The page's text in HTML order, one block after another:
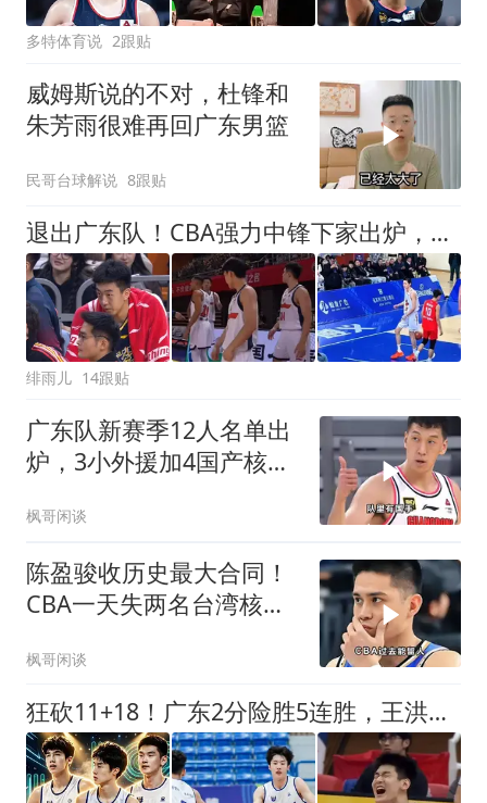
多特体育说 2跟贴
威姆斯说的不对，杜锋和
朱芳雨很难再回广东男篮
民哥台球解说 8跟贴
退出广东队！CBA强力中锋下家出炉，曾力压徐昕+焦泊乔！
绯雨儿 14跟贴
广东队新赛季12人名单出
炉，3小外援加4国产核
枫哥闲谈
陈盈骏收历史最大合同！
CBA一天失两名台湾核
枫哥闲谈
狂砍11+18！广东2分险胜5连胜，王洪泽三分得练，替补中锋能顶上